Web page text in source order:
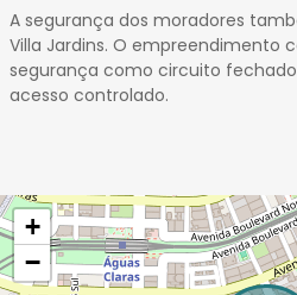
A segurança dos moradores
Villa Jardins. O empreendimento
segurança como circuito
acesso controlado.
+
−